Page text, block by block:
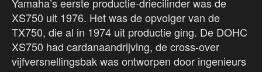
XS750 uit 1976. Het was de opvolger van de
TX750, die al in 1974 uit productie ging. De DOHC
XS750 had cardanaandrijving, de cross-over
vijfversnellingsbak was ontworpen door ingenieurs